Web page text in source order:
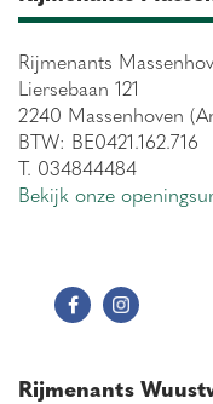
Rijmenants
Liersebaan 121
2240 Massenhoven
BTW: BE0421.162.716
T. 034844484
Bekijk onze
Rijmenants